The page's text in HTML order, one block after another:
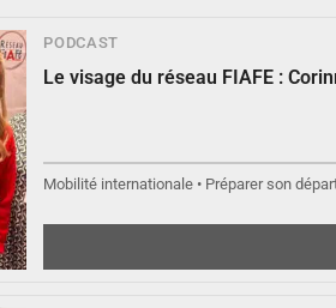
▶︎ Écouter
PODCAST
Le visage du réseau FIAFE :
Mobilité internationale • Préparer son